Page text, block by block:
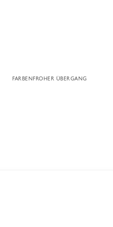
FARBENFROHER ÜBERGANG